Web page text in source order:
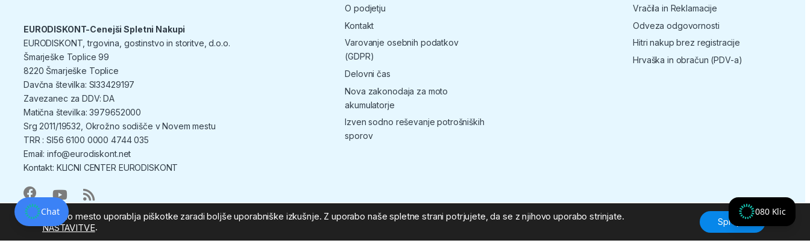
EURODISKONT-Cenejši Spletni Nakupi
EURODISKONT, trgovina, gostinstvo in storitve, d.o.o.
Šmarješke Toplice 99
8220 Šmarješke Toplice
Davčna številka: SI33429197
Zavezanec za DDV: DA
Matična številka: 3979652000
Srg 2011/19532, Okrožno sodišče v Novem mestu
TRR : SI56 6100 0000 4744 035
Email: info@eurodiskont.net
Kontakt: KLICNI CENTER EURODISKONT
O podjetju
Kontakt
Varovanje osebnih podatkov
(GDPR)
Delovni čas
Nova zakonodaja za moto
akumulatorje
Izven sodno reševanje potrošniških
sporov
Vračila in Reklamacije
Odveza odgovornosti
Hitri nakup brez registracije
Hrvaška in obračun (PDV-a)
Spletno mesto uporablja piškotke zaradi boljše uporabniške izkušnje. Z uporabo naše spletne strani potrjujete, da se z njihovo uporabo strinjate.
NASTAVITVE. Sprejmi
080 Klic
Chat